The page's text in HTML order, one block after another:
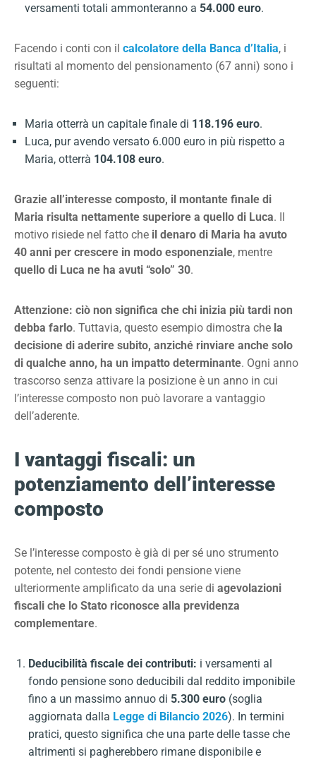
versamenti totali ammonteranno a 54.000 euro.
Facendo i conti con il calcolatore della Banca d’Italia, i
risultati al momento del pensionamento (67 anni) sono i
seguenti:
Maria otterrà un capitale finale di 118.196 euro.
Luca, pur avendo versato 6.000 euro in più rispetto a
Maria, otterrà 104.108 euro.
Grazie all’interesse composto, il montante finale di
Maria risulta nettamente superiore a quello di Luca. Il
motivo risiede nel fatto che il denaro di Maria ha avuto
40 anni per crescere in modo esponenziale, mentre
quello di Luca ne ha avuti “solo” 30.
Attenzione: ciò non significa che chi inizia più tardi non
debba farlo. Tuttavia, questo esempio dimostra che la
decisione di aderire subito, anziché rinviare anche solo
di qualche anno, ha un impatto determinante. Ogni anno
trascorso senza attivare la posizione è un anno in cui
l’interesse composto non può lavorare a vantaggio
dell’aderente.
I vantaggi fiscali: un
potenziamento dell’interesse
composto
Se l’interesse composto è già di per sé uno strumento
potente, nel contesto dei fondi pensione viene
ulteriormente amplificato da una serie di agevolazioni
fiscali che lo Stato riconosce alla previdenza
complementare.
Deducibilità fiscale dei contributi: i versamenti al
fondo pensione sono deducibili dal reddito imponibile
fino a un massimo annuo di 5.300 euro (soglia
aggiornata dalla Legge di Bilancio 2026). In termini
pratici, questo significa che una parte delle tasse che
altrimenti si pagherebbero rimane disponibile e